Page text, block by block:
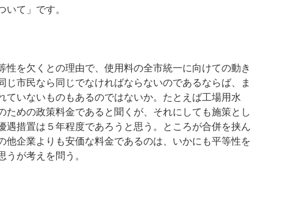
いて」です。
性を欠くとの理由で、使用料の全市統一に向けての動き
じ市民なら同じでなければならないのであるならば、ま
ていないものもあるのではないか。たとえば工場用水
ための政策料金であると聞くが、それにしても施策とし
遇措置は５年程度であろうと思う。ところが合併を挟ん
他企業よりも安価な料金であるのは、いかにも平等性を
うが考えを問う。